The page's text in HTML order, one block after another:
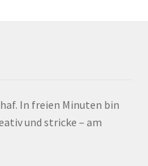
In freien Minuten bin
und stricke – am